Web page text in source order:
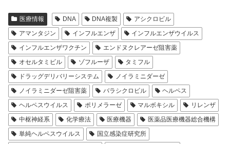
医療情報 DNA DNA複製
アシクロビル
アマンタジン
インフルエンザ
インフルエンザウイルス
インフルエンザワクチン
エンドヌクレアーゼ阻害薬
オセルタミビル
ゾフルーザ
タミフル
ドラッグデリバリーシステム
ノイラミニダーゼ
ノイラミニダーゼ阻害薬
バラシクロビル
ヘルペス
ヘルペスウイルス
ポリメラーゼ マルボキシル
リレンザ
中枢神経系
化学療法 医療機器
医薬品医療機器総合機構
単純ヘルペスウイルス
国立感染症研究所